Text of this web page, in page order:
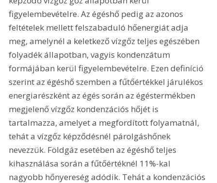
figyelembevételre. Az égéshő pedig az azonos
feltételek mellett felszabaduló hőenergiát adja
meg, amelynél a keletkező vízgőz teljes egészében
folyadék állapotban, vagyis kondenzátum
formájában kerül figyelembevételre. Ezen definíció
szerint az égéshő szemben a fűtőértékkel járulékos
energiarészként az égés során az égéstermékben
megjelenő vízgőz kondenzációs hőjét is
tartalmazza, amelyet a megfordított folyamatnál,
tehát a vízgőz képződésnél párolgáshőnek
nevezzük. Földgáz esetében az égéshő teljes
kihasználása során a fűtőértéknél 11%-kal
nagyobb hőnyereség adódik. Tehát a kondenzációs